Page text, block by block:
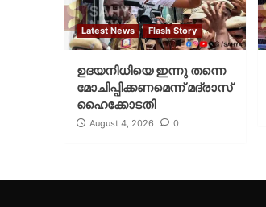
Latest News Flash Story
ഉദയനിധിയെ ഇന്നു തന്നെ
മോചിപ്പിക്കണമെന്ന് മദ്രാസ്
ഹൈക്കോടതി
August 4, 2026 0